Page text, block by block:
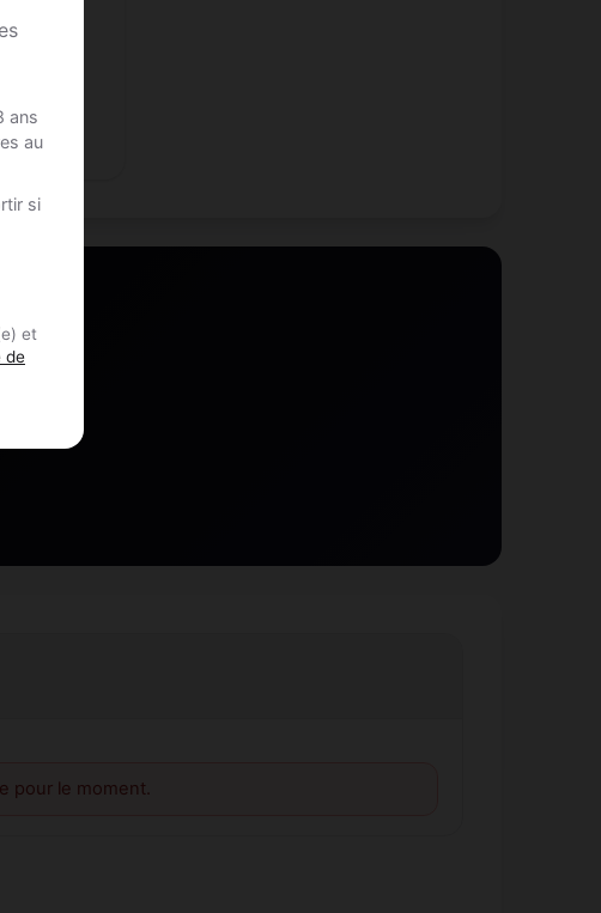
ans
au
si
et
de
!
pour le moment.